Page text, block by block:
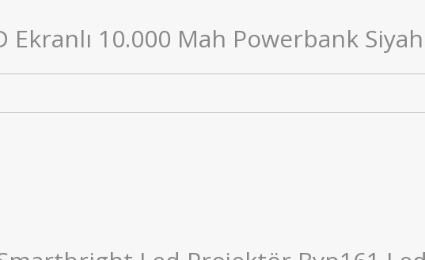
Ekranlı 10.000 Mah Powerbank Siyah